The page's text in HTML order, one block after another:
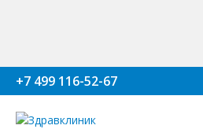
+7 499 116-52-67